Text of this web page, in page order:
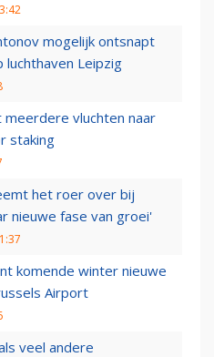
mogelijk ontsnapt
luchthaven Leipzig
meerdere vluchten naar
staking
het roer over bij
nieuwe fase van groei'
komende winter nieuwe
Airport
veel andere